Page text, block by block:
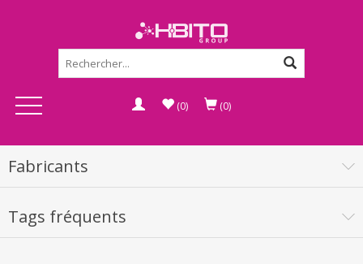
(0) (0)
Fabricants
Tags fréquents